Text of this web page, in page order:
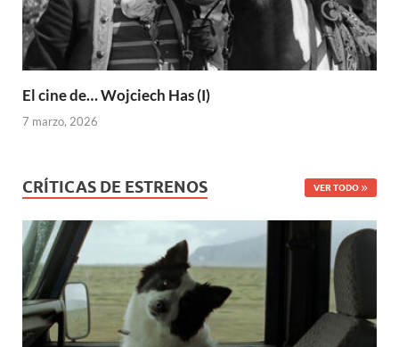
El cine de… Wojciech Has (I)
7 marzo, 2026
CRÍTICAS DE ESTRENOS VER TODO